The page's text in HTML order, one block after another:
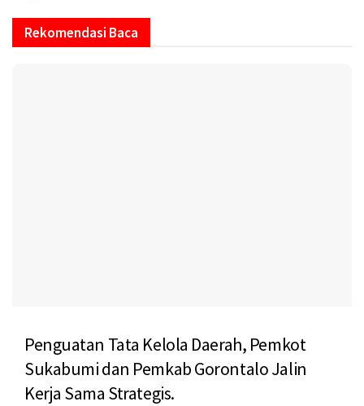
Rekomendasi Baca
Penguatan Tata Kelola Daerah, Pemkot
Sukabumi dan Pemkab Gorontalo Jalin
Kerja Sama Strategis.